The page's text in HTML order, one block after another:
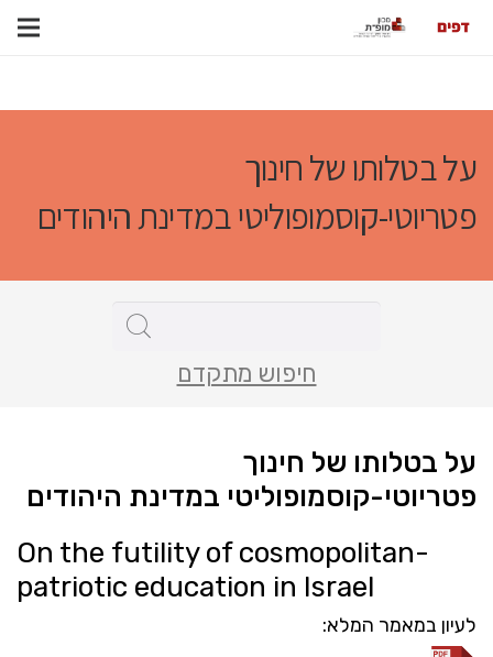
על בטלותו של חינוך
פטריוטי-קוסמופוליטי במדינת היהודים
חיפוש מתקדם
על בטלותו של חינוך
פטריוטי-קוסמופוליטי במדינת היהודים
On the futility of cosmopolitan-
patriotic education in Israel
לעיון במאמר המלא: